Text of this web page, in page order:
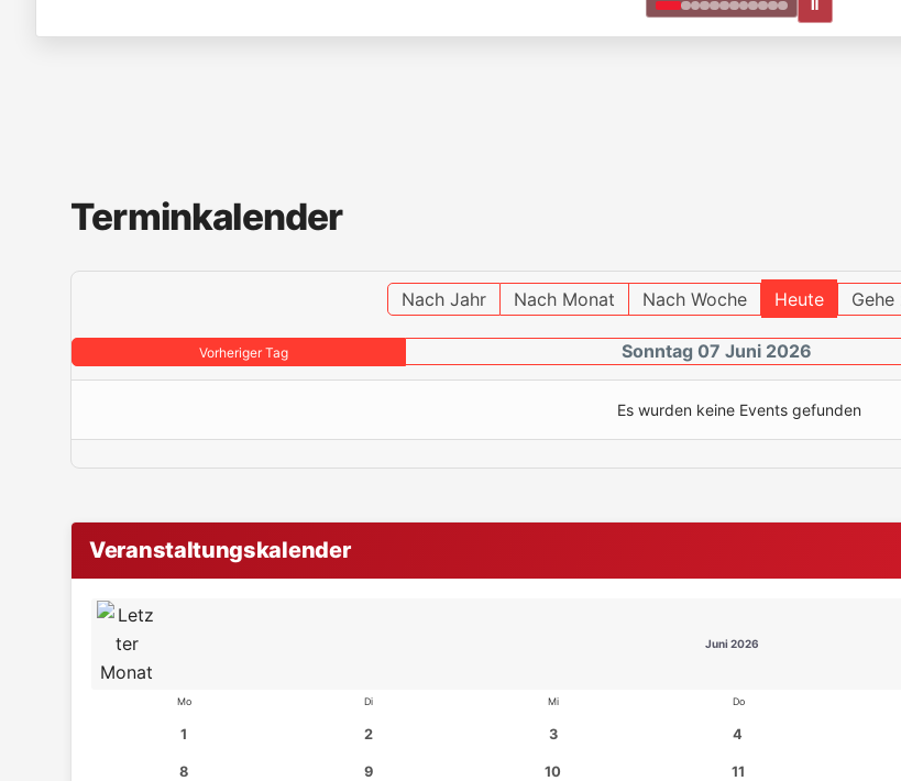
Ⅱ
Terminkalender
Nach Jahr Nach Monat Nach Woche Heute
Vorheriger Tag Sonntag 07 Juni 2026
Es wurden keine Events gefunden
Veranstaltungskalender
Juni 2026
Mo Di Mi Do
1 2 3 4
8 9 10 11